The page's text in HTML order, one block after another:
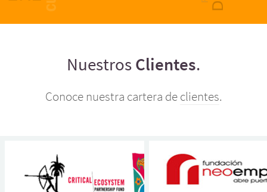
NuestrosClientes.
Conoce nuestra cartera declientes.